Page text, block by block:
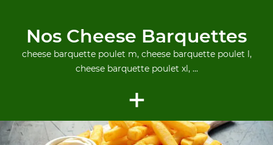
Nos Cheese Barquettes
cheese barquette poulet m, cheese barquette poulet l,
cheese barquette poulet xl, ...
+